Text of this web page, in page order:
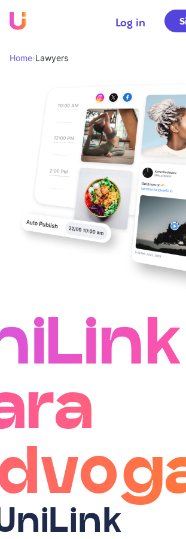
Log in
Home›Lawyers